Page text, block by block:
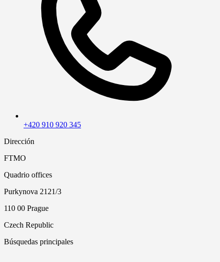
+420 910 920 345
Dirección
FTMO
Quadrio offices
Purkynova 2121/3
110 00 Prague
Czech Republic
Búsquedas principales